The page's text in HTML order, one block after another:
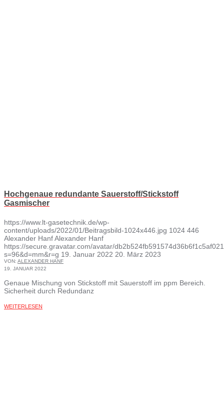
Hochgenaue redundante Sauerstoff/Stickstoff
Gasmischer
https://www.lt-gasetechnik.de/wp-
content/uploads/2022/01/Beitragsbild-1024x446.jpg 1024 446
Alexander HanfAlexander Hanf
https://secure.gravatar.com/avatar/
s=96&d=mm&r=g 19. Januar 2022 20. März 2023
VON: ALEXANDER HANF
19. JANUAR 2022
Genaue Mischung von Stickstoff mit Sauerstoff im ppm Bereich.
Sicherheit durch Redundanz
WEITERLESEN